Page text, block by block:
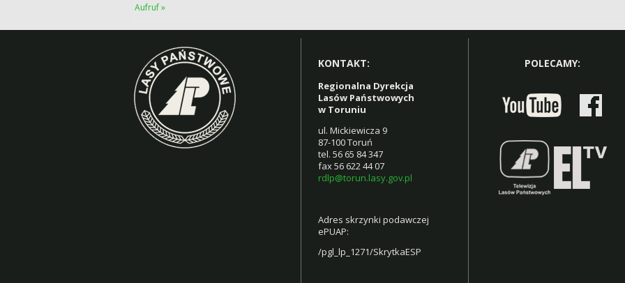
Aufruf »
KONTAKT:
Regionalna Dyrekcja
Lasów Państwowych
w Toruniu
ul. Mickiewicza 9
87-100 Toruń
tel. 56 65 84 347
fax 56 622 44 07
rdlp@torun.lasy.gov.pl
Adres skrzynki podawczej
ePUAP:
/pgl_lp_1271/SkrytkaESP
POLECAMY: